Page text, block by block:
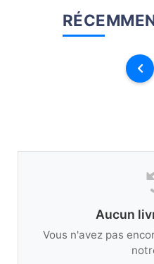
Aucun
Vous n'avez pas